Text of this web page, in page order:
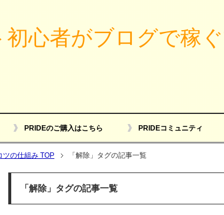
心者がブログで稼
PRIDEのご購入はこちら PRIDEコミュニティ
ツの仕組み TOP 「解除」タグの記事一覧
「解除」タグの記事一覧